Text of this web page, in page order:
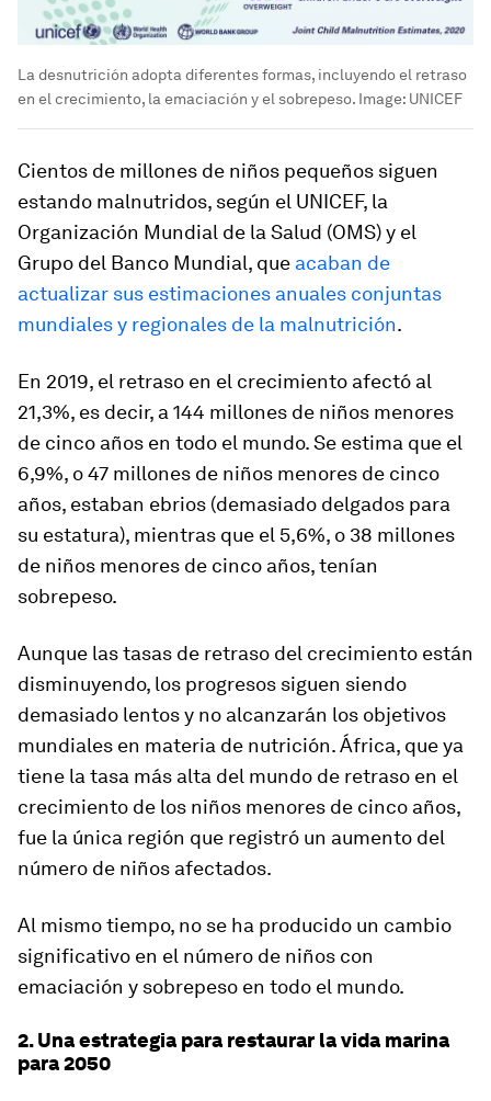
La desnutrición adopta diferentes formas, incluyendo el retraso
en el crecimiento, la emaciación y el sobrepeso. Image: UNICEF
Cientos de millones de niños pequeños siguen
estando malnutridos, según el UNICEF, la
Organización Mundial de la Salud (OMS) y el
Grupo del Banco Mundial, que acaban de
actualizar sus estimaciones anuales conjuntas
mundiales y regionales de la malnutrición.
En 2019, el retraso en el crecimiento afectó al
21,3%, es decir, a 144 millones de niños menores
de cinco años en todo el mundo. Se estima que el
6,9%, o 47 millones de niños menores de cinco
años, estaban ebrios (demasiado delgados para
su estatura), mientras que el 5,6%, o 38 millones
de niños menores de cinco años, tenían
sobrepeso.
Aunque las tasas de retraso del crecimiento están
disminuyendo, los progresos siguen siendo
demasiado lentos y no alcanzarán los objetivos
mundiales en materia de nutrición. África, que ya
tiene la tasa más alta del mundo de retraso en el
crecimiento de los niños menores de cinco años,
fue la única región que registró un aumento del
número de niños afectados.
Al mismo tiempo, no se ha producido un cambio
significativo en el número de niños con
emaciación y sobrepeso en todo el mundo.
2. Una estrategia para restaurar la vida marina
para 2050